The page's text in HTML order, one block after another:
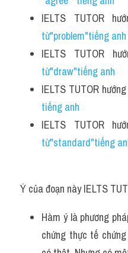
IELTS TUTOR
từ"problem"tiếng anh
IELTS TUTOR
từ"draw"tiếng anh
IELTS TUTOR
tiếng anh
IELTS TUTOR
từ"standard"tiếng
Ý của đoạn này IELTS
Hàm ý là phương
chứng thực tế